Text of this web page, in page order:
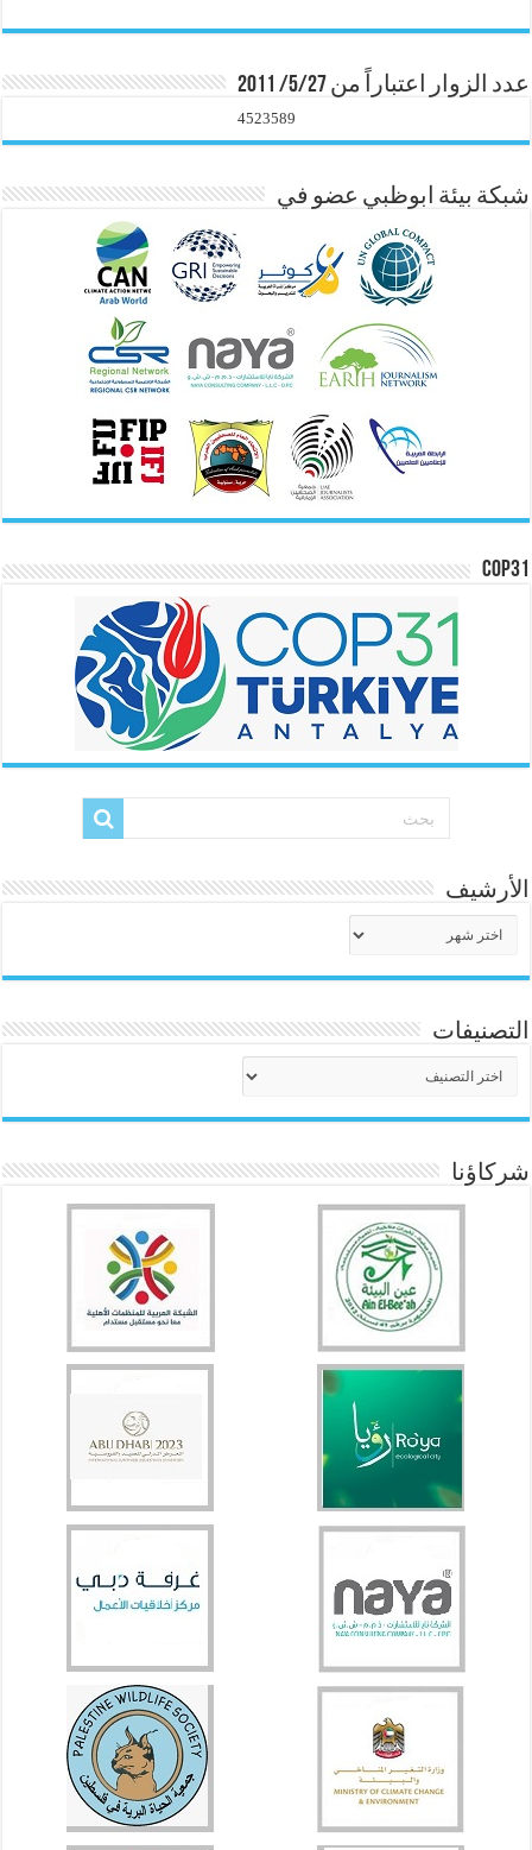
عدد الزوار اعتباراً من 5/27/ 2011
4523589
شبكة بيئة ابوظبي عضو في
COP31
الأرشيف
التصنيفات
شركاؤنا